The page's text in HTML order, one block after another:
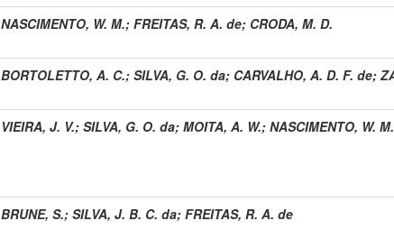
NASCIMENTO, W. M.; FREITAS, R. A. de; CRODA, M. D.
BORTOLETTO, A. C.; SILVA, G. O. da; CARVALHO, A. D. F. de;
VIEIRA, J. V.; SILVA, G. O. da; MOITA, A. W.; NASCIMENTO, W. M.
BRUNE, S.; SILVA, J. B. C. da; FREITAS, R. A. de